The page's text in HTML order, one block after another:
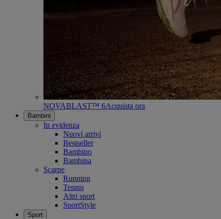
NOVABLAST™ 6Acquista ora
Bambini
In evidenza
Nuovi arrivi
Bestseller
Bambino
Bambina
Scarpe
Running
Tennis
Altri sport
SportStyle
Sport